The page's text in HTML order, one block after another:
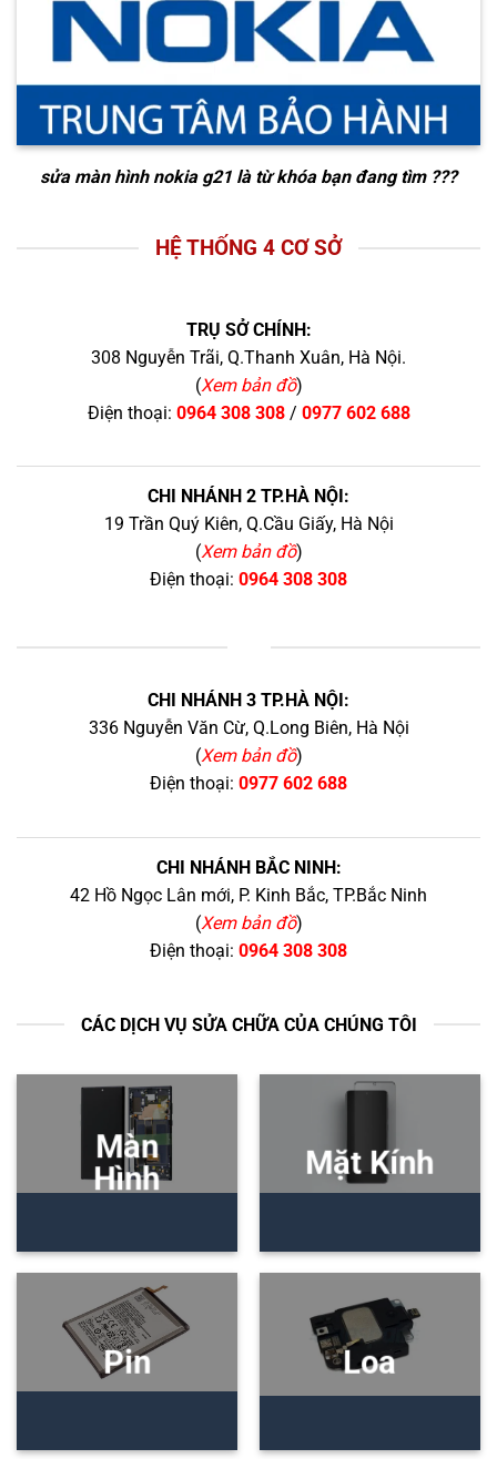
sửa màn hình nokia g21 là từ khóa bạn đang tìm ???
HỆ THỐNG 4 CƠ SỞ
TRỤ SỞ CHÍNH:
308 Nguyễn Trãi, Q.Thanh Xuân, Hà Nội.
(Xem bản đồ)
Điện thoại: 0964 308 308/ 0977 602 688
CHI NHÁNH 2 TP.HÀ NỘI:
19 Trần Quý Kiên, Q.Cầu Giấy, Hà Nội
(Xem bản đồ)
Điện thoại: 0964 308 308
CHI NHÁNH 3 TP.HÀ NỘI:
336 Nguyễn Văn Cừ, Q.Long Biên, Hà Nội
(Xem bản đồ)
Điện thoại: 0977 602 688
CHI NHÁNH BẮC NINH:
42 Hồ Ngọc Lân mới, P. Kinh Bắc, TP.Bắc Ninh
(Xem bản đồ)
Điện thoại: 0964 308 308
CÁC DỊCH VỤ SỬA CHỮA CỦA CHÚNG TÔI
Màn
Hình
Mặt Kính
Pin Loa